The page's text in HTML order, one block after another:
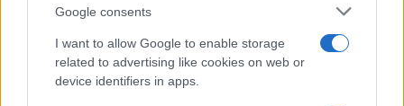
Google consents
I want to allow Google to enable storage
related to advertising like cookies on web or
device identifiers in apps.
ravasz inas bevezeti otthonába a „nagy méltóságú török
kérőt”, Jourdain urat pedig „mamamusivá” avatják. Az
eredeti darab 1670-ben Molière és a zeneszerző Lully
együttműködésével készült egy királyi vadászat alkalmából.